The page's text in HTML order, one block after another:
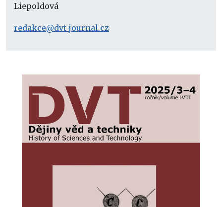
Liepoldová
redakce@dvt-journal.cz